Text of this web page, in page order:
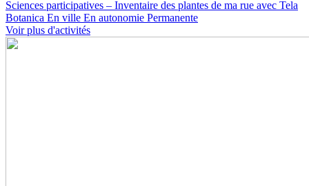
Sciences participatives – Inventaire des plantes de ma rue avec Tela
Botanica En ville En autonomie Permanente
Voir plus d'activités